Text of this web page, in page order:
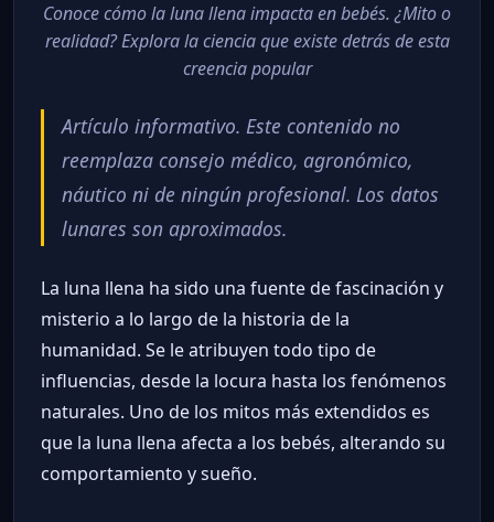
Conoce cómo la luna llena impacta en bebés. ¿Mito o
realidad? Explora la ciencia que existe detrás de esta
creencia popular
Artículo informativo. Este contenido no
reemplaza consejo médico, agronómico,
náutico ni de ningún profesional. Los datos
lunares son aproximados.
La luna llena ha sido una fuente de fascinación y
misterio a lo largo de la historia de la
humanidad. Se le atribuyen todo tipo de
influencias, desde la locura hasta los fenómenos
naturales. Uno de los mitos más extendidos es
que la luna llena afecta a los bebés, alterando su
comportamiento y sueño.